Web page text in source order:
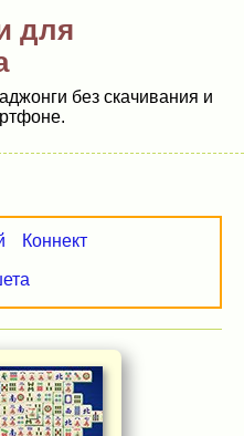
для
без скачивания и
Коннект